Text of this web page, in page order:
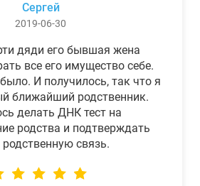
Сергей
2019-06-30
дяди его бывшая жена
все его имущество себе.
И получилось, так что я
ближайший родственник.
делать ДНК тест на
родства и подтверждать
связь.